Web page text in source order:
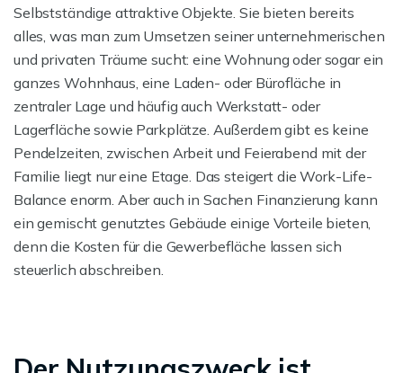
Selbstständige attraktive Objekte. Sie bieten bereits
alles, was man zum Umsetzen seiner unternehmerischen
und privaten Träume sucht: eine Wohnung oder sogar ein
ganzes Wohnhaus, eine Laden- oder Bürofläche in
zentraler Lage und häufig auch Werkstatt- oder
Lagerfläche sowie Parkplätze. Außerdem gibt es keine
Pendelzeiten, zwischen Arbeit und Feierabend mit der
Familie liegt nur eine Etage. Das steigert die Work-Life-
Balance enorm. Aber auch in Sachen Finanzierung kann
ein gemischt genutztes Gebäude einige Vorteile bieten,
denn die Kosten für die Gewerbefläche lassen sich
steuerlich abschreiben.